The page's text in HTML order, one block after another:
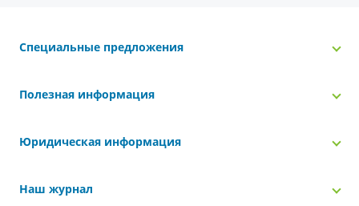
Специальные предложения
Полезная информация
Юридическая информация
Наш журнал